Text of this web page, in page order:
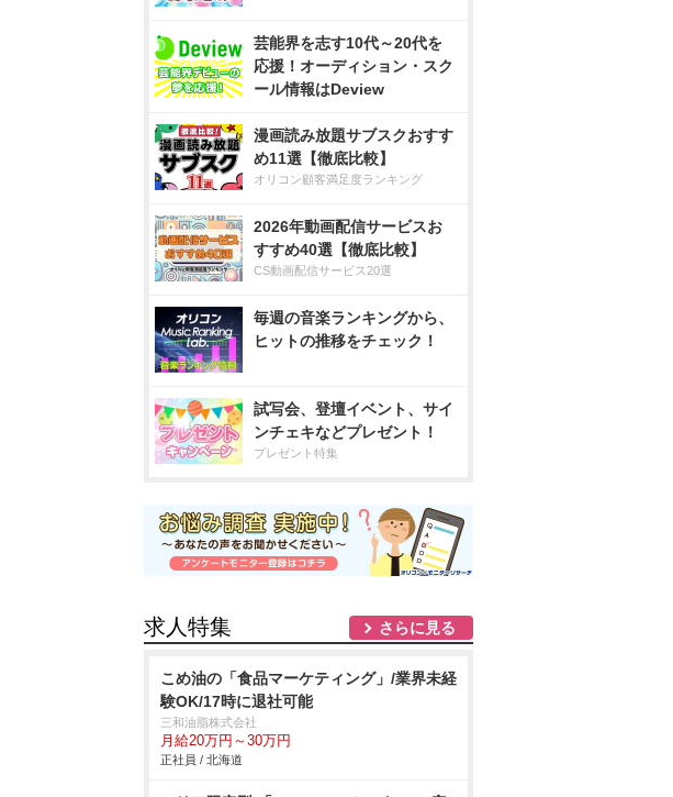
芸能界を志す10代～20代を
応援！オーディション・スク
ール情報はDeview
漫画読み放題サブスクおすす
め11選【徹底比較】
オリコン顧客満足度ランキング
2026年動画配信サービスお
すすめ40選【徹底比較】
CS動画配信サービス20選
毎週の音楽ランキングから、
ヒットの推移をチェック！
試写会、登壇イベント、サイ
ンチェキなどプレゼント！
プレゼント特集
求人特集 さらに見る
こめ油の「食品マーケティング」/業界未経
験OK/17時に退社可能
三和油脂株式会社
月給20万円～30万円
正社員 / 北海道